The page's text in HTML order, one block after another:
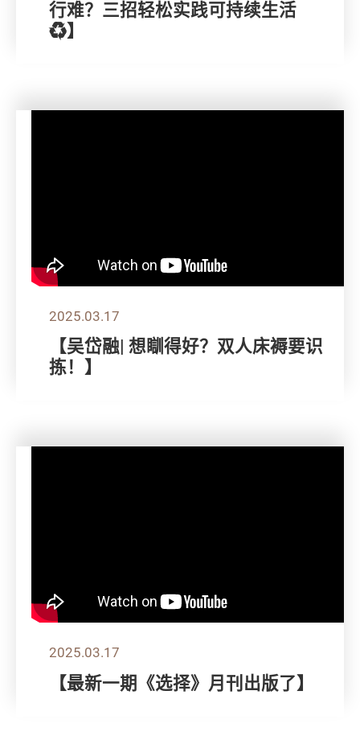
行难？三招轻松实践可持续生活
♻️】
2025.03.17
【吴岱融| 想瞓得好？双人床褥要识
拣！】
2025.03.17
【最新一期《选择》月刊出版了】